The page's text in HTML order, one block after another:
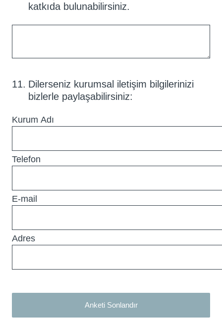
katkıda bulunabilirsiniz.
11. Dilerseniz kurumsal iletişim bilgilerinizi
bizlerle paylaşabilirsiniz:
Kurum Adı
Telefon
E-mail
Adres
Anketi Sonlandır